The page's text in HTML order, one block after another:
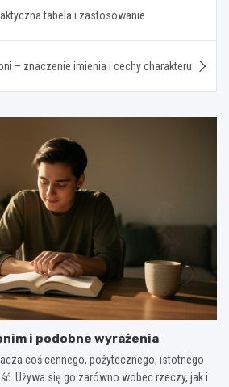
tabela i zastosowanie
– znaczenie imienia i cechy charakteru
i podobne wyrażenia
coś cennego, pożytecznego, istotnego
Używa się go zarówno wobec rzeczy, jak i